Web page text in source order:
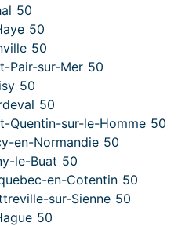
50
50
50
Pair-sur-Mer 50
50
50
Quentin-sur-le-Homme 50
en-Normandie 50
le-Buat 50
en-Cotentin 50
sur-Sienne 50
50